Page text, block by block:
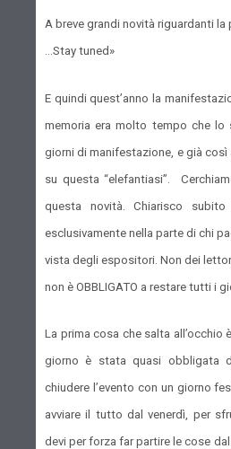
A breve grandi novità riguardanti la
...Stay tuned»
E quindi quest’anno la
memoria era molto tempo che lo
giorni di manifestazione, e già
su questa “elefantiasi”.
questa novità. Chiarisco
esclusivamente nella parte di chi
vista degli espositori. Non dei
non è OBBLIGATO a restare tutti i
La prima cosa che salta all’occhio
giorno è stata quasi obbligata
chiudere l’evento con un giorno
avviare il tutto dal venerdì, per
devi per forza far partire le cose